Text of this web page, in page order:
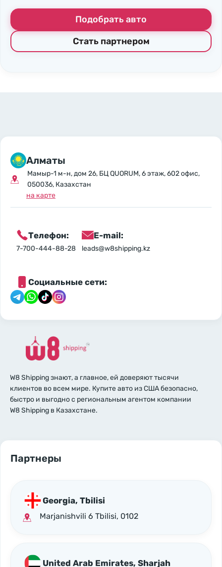
Подобрать авто
Стать партнером
Алматы
Мамыр-1 м-н, дом 26, БЦ QUORUM, 6 этаж, 602 офис,
050036, Казахстан
на карте
Телефон:
7-700-444-88-28
E-mail:
leads@w8shipping.kz
Социальные сети:
W8 Shipping знают, а главное, ей доверяют тысячи
клиентов во всем мире. Купите авто из США безопасно,
быстро и выгодно с региональным агентом компании
W8 Shipping в Казахстане.
Партнеры
Georgia, Tbilisi
Marjanishvili 6 Tbilisi, 0102
United Arab Emirates, Sharjah